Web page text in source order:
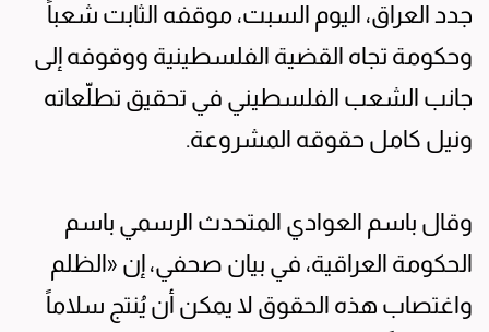
جدد العراق، اليوم السبت، موقفه الثابت شعباً
وحكومة تجاه القضية الفلسطينية ووقوفه إلى
جانب الشعب الفلسطيني في تحقيق تطلّعاته
ونيل كامل حقوقه المشروعة.
وقال باسم العوادي المتحدث الرسمي باسم
الحكومة العراقية، في بيان صحفي، إن «الظلم
واغتصاب هذه الحقوق لا يمكن أن يُنتج سلاماً